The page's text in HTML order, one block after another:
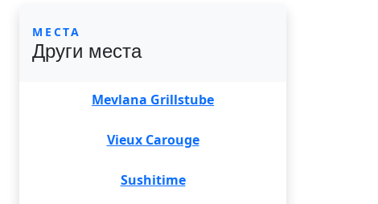
МЕСТА
Други места
Mevlana Grillstube
Vieux Carouge
Sushitime